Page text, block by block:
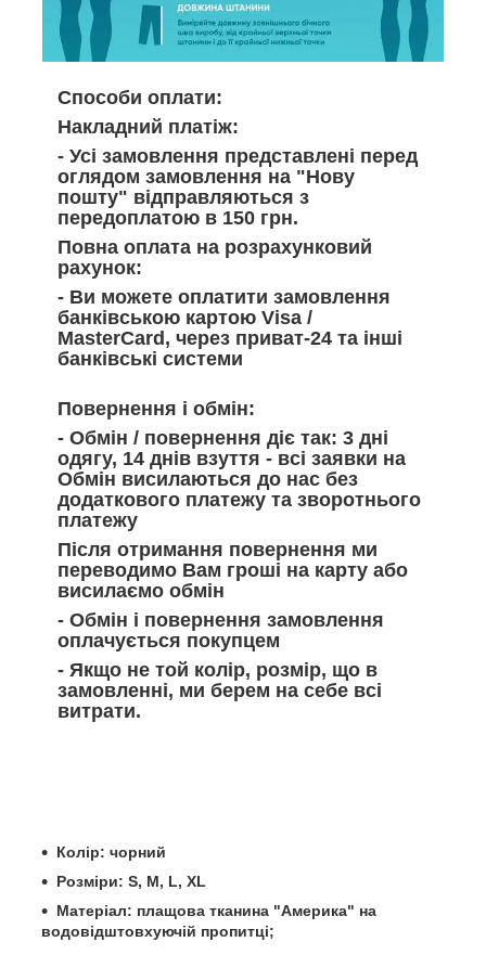
Колір: чорний
Розміри: S, M, L, XL
Матеріал: плащова тканина "Америка" на
водовідштовхуючій пропитці;
Способи оплати:
Накладний платіж:
- Усі замовлення представлені перед
оглядом замовлення на "Нову
пошту" відправляються з
передоплатою в 150 грн.
Повна оплата на розрахунковий
рахунок:
- Ви можете оплатити замовлення
банківською картою Visa /
MasterCard, через приват-24 та інші
банківські системи
Повернення і обмін:
- Обмін / повернення діє так: 3 дні
одягу, 14 днів взуття - всі заявки на
Обмін висилаються до нас без
додаткового платежу та зворотнього
платежу
Після отримання повернення ми
переводимо Вам гроші на карту або
висилаємо обмін
- Обмін і повернення замовлення
оплачується покупцем
- Якщо не той колір, розмір, що в
замовленні, ми берем на себе всі
витрати.